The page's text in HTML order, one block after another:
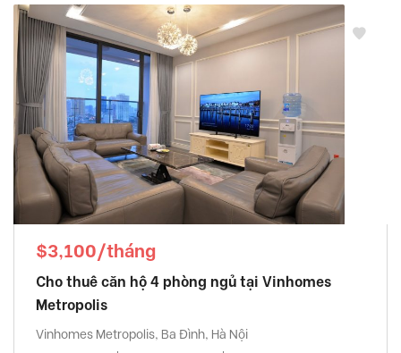
$3,100/tháng
Cho thuê căn hộ 4 phòng ngủ tại Vinhomes
Metropolis
Vinhomes Metropolis, Ba Đình, Hà Nội